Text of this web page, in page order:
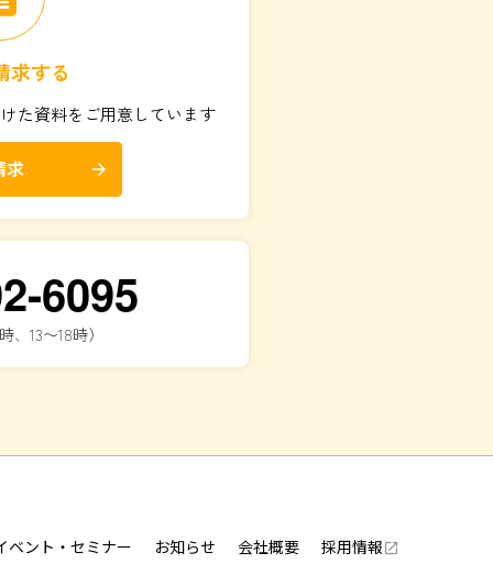
求する
た資料をご用意しています
求 arrow_forward
6095
、13〜18時）
ベント・セミナー お知らせ 会社概要 採用情報 launch